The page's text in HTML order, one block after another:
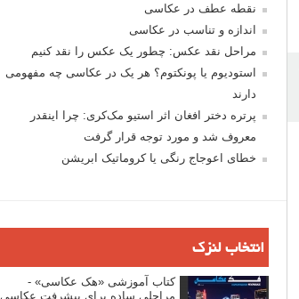
نقطه عطف در عکاسی
اندازه و تناسب در عکاسی
مراحل نقد عکس: چطور یک عکس را نقد کنیم
استودیوم یا پونکتوم؟ هر یک در عکاسی چه مفهومی
دارند
پرتره دختر افغان اثر استیو مک‌کری: چرا اینقدر
معروف شد و مورد توجه قرار گرفت
خطای اعوجاج رنگی یا کروماتیک ابریشن
انتخاب لنزک
کتاب آموزشی «هک عکاسی» -
مراحلی ساده برای پیشرفت عکاسی